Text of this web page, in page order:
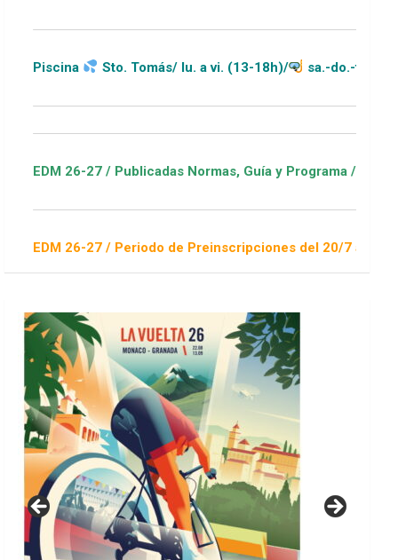
Sto. Tomás/ lu. a vi. (13-18h)/ sa.-do.-festivos (11-20h)
/ Publicadas Normas, Guía y Programa / ver Escuelas
/ Periodo de Preinscripciones del 20/7 al 16/8 / Sorteo 1 de